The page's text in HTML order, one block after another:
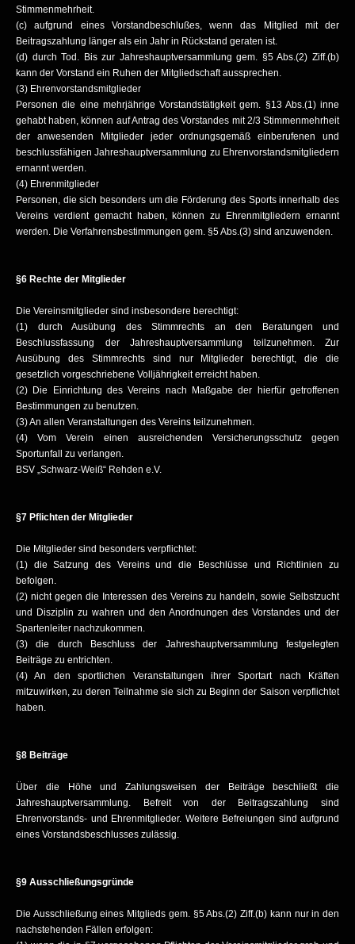
Stimmenmehrheit.
(c) aufgrund eines Vorstandbeschlußes, wenn das Mitglied mit der
Beitragszahlung länger als ein Jahr in Rückstand geraten ist.
(d) durch Tod. Bis zur Jahreshauptversammlung gem. §5 Abs.(2) Ziff.(b)
kann der Vorstand ein Ruhen der Mitgliedschaft aussprechen.
(3) Ehrenvorstandsmitglieder
Personen die eine mehrjährige Vorstandstätigkeit gem. §13 Abs.(1) inne
gehabt haben, können auf Antrag des Vorstandes mit 2/3 Stimmenmehrheit
der anwesenden Mitglieder jeder ordnungsgemäß einberufenen und
beschlussfähigen Jahreshauptversammlung zu Ehrenvorstandsmitgliedern
ernannt werden.
(4) Ehrenmitglieder
Personen, die sich besonders um die Förderung des Sports innerhalb des
Vereins verdient gemacht haben, können zu Ehrenmitgliedern ernannt
werden. Die Verfahrensbestimmungen gem. §5 Abs.(3) sind anzuwenden.
§6 Rechte der Mitglieder
Die Vereinsmitglieder sind insbesondere berechtigt:
(1) durch Ausübung des Stimmrechts an den Beratungen und
Beschlussfassung der Jahreshauptversammlung teilzunehmen. Zur
Ausübung des Stimmrechts sind nur Mitglieder berechtigt, die die
gesetzlich vorgeschriebene Volljährigkeit erreicht haben.
(2) Die Einrichtung des Vereins nach Maßgabe der hierfür getroffenen
Bestimmungen zu benutzen.
(3) An allen Veranstaltungen des Vereins teilzunehmen.
(4) Vom Verein einen ausreichenden Versicherungsschutz gegen
Sportunfall zu verlangen.
BSV „Schwarz-Weiß“ Rehden e.V.
§7 Pflichten der Mitglieder
Die Mitglieder sind besonders verpflichtet:
(1) die Satzung des Vereins und die Beschlüsse und Richtlinien zu
befolgen.
(2) nicht gegen die Interessen des Vereins zu handeln, sowie Selbstzucht
und Disziplin zu wahren und den Anordnungen des Vorstandes und der
Spartenleiter nachzukommen.
(3) die durch Beschluss der Jahreshauptversammlung festgelegten
Beiträge zu entrichten.
(4) An den sportlichen Veranstaltungen ihrer Sportart nach Kräften
mitzuwirken, zu deren Teilnahme sie sich zu Beginn der Saison verpflichtet
haben.
§8 Beiträge
Über die Höhe und Zahlungsweisen der Beiträge beschließt die
Jahreshauptversammlung. Befreit von der Beitragszahlung sind
Ehrenvorstands- und Ehrenmitglieder. Weitere Befreiungen sind aufgrund
eines Vorstandsbeschlusses zulässig.
§9 Ausschließungsgründe
Die Ausschließung eines Mitglieds gem. §5 Abs.(2) Ziff.(b) kann nur in den
nachstehenden Fällen erfolgen: